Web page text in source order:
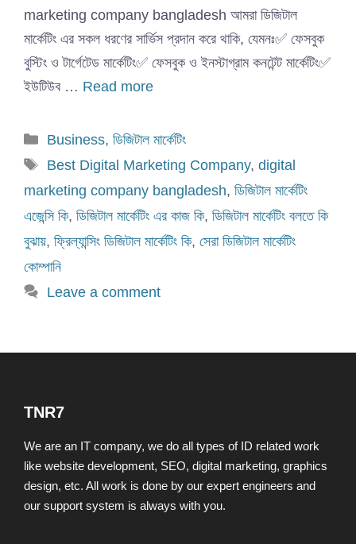
marketing company bangladesh আমরা ডিজিটাল
মার্কেটিং এর সকল ধরণের সার্ভিস প্রদান করে থাকি, যেমনঃ✅ ফেসবুক
বুস্টিং ও টার্গেটেড মার্কেটিং✅ ফেসবুক ও ইনস্টাগ্রাম কনটেন্ট মার্কেটিং✅
ইউটিউব … Read more
Categories
Business, ডিজিটাল মার্কেটিং
Tags
Best Digital Marketing Company, digital
marketing company bangladesh, ডিজিটাল মার্কেটিং
এজেন্সি কি, ডিজিটাল মার্কেটিং এর কাজ কি, ডিজিটাল মার্কেটিং বলতে কি
বুঝায়, ফ্রিল্যান্সিং ডিজিটাল মার্কেটিং কি, সেরা ডিজিটাল মার্কেটিং
কোম্পানি
Leave a comment
TNR7
We are an IT company, we do all types of ID related work
like website development, SEO, digital marketing, graphics
design, etc. All work is done by our expert engineers and
our support system is always with you.